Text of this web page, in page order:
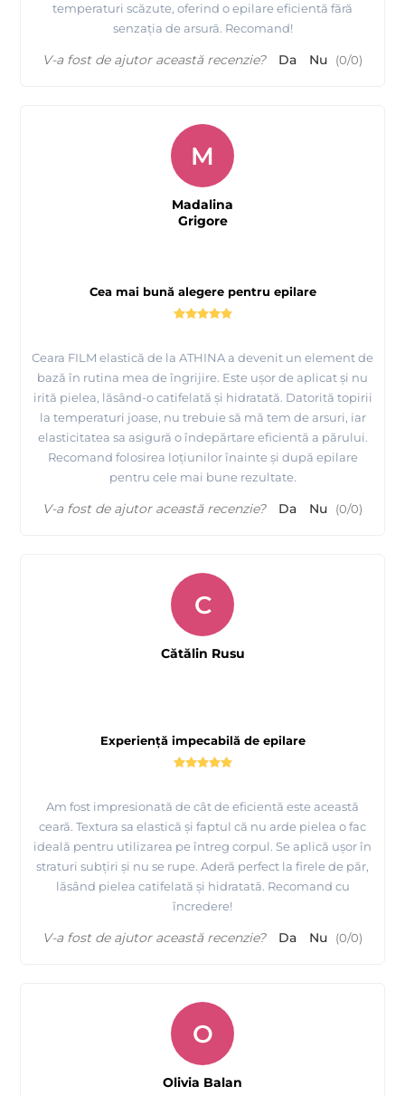
temperaturi scăzute, oferind o epilare eficientă fără
senzația de arsură. Recomand!
V-a fost de ajutor această recenzie? Da Nu (0/0)
Cea mai bună alegere pentru epilare
Ceara FILM elastică de la ATHINA a devenit un element de
bază în rutina mea de îngrijire. Este ușor de aplicat și nu
irită pielea, lăsând-o catifelată și hidratată. Datorită topirii
la temperaturi joase, nu trebuie să mă tem de arsuri, iar
elasticitatea sa asigură o îndepărtare eficientă a părului.
Recomand folosirea loțiunilor înainte și după epilare
pentru cele mai bune rezultate.
M
Madalina
Grigore
V-a fost de ajutor această recenzie? Da Nu (0/0)
Experiență impecabilă de epilare
Am fost impresionată de cât de eficientă este această
ceară. Textura sa elastică și faptul că nu arde pielea o fac
ideală pentru utilizarea pe întreg corpul. Se aplică ușor în
straturi subțiri și nu se rupe. Aderă perfect la firele de păr,
lăsând pielea catifelată și hidratată. Recomand cu
încredere!
C
Cătălin Rusu
V-a fost de ajutor această recenzie? Da Nu (0/0)
O
Olivia Balan